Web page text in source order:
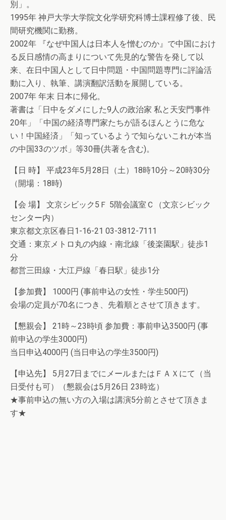
別」。
1995年 神戸大学大学院文化学研究科博士課程修了後、民
間研究機関に勤務。
2002年 『なぜ中国人は日本人を憎むのか』で中国におけ
る反日感情の高まりについて先見的な警告を発して以
来、在日中国人として日中問題・中国問題専門に評論活
動に入り、執筆、講演翻訳活動を展開している。
2007年 年末 日本に帰化。
著書は「日中をダメにした9人の政治家 私と天安門事件
20年」「中国の経済専門家たちが語るほんとうに危な
い！中国経済」「知っているようで知らないこれが本当
の中国33のツボ」等30冊(共著を含む)。
【日 時】 平成23年5月28日（土）18時10分～20時30分
（開場：18時)
【会 場】 文京シビック5Ｆ 5階会議室Ｃ（文京シビック
センター内）
東京都文京区春日1-16-21 03-3812-7111
交通：東京メトロ丸の内線・南北線「後楽園駅」徒歩1
分
都営三田線・大江戸線「春日駅」徒歩1分
【参加費】 1000円 (事前申込の女性・学生500円)
会場の定員が70名につき、先着順とさせて頂きます。
【懇親会】 21時～23時頃 参加費：事前申込3500円 (事
前申込の学生3000円)
当日申込4000円 (当日申込の学生3500円)
【申込先】 5月27日までにメールまたはＦＡＸにて（当
日受付も可）（懇親会は5月26日 23時迄）
★事前申込の無い方の入場は講演5分前とさせて頂きま
す★